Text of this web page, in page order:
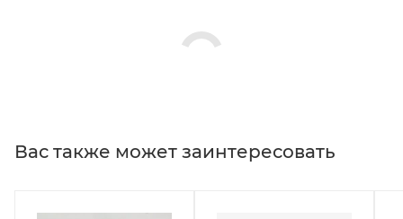
Вас также может заинтересовать